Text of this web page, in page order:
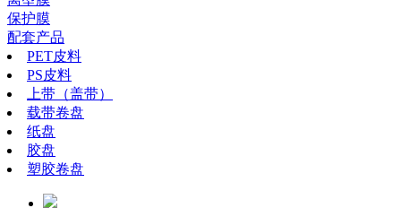
保护膜
配套产品
PET皮料
PS皮料
上带（盖带）
载带卷盘
纸盘
胶盘
塑胶卷盘